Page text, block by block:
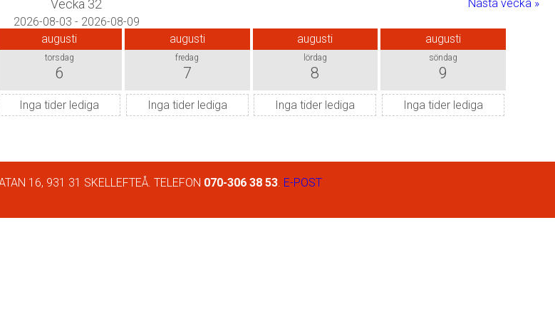
Nästa vecka »
Vecka 32
2026-08-03 - 2026-08-09
augusti
torsdag
6
Inga tider lediga
augusti
fredag
7
Inga tider lediga
augusti
lördag
8
Inga tider lediga
augusti
söndag
9
Inga tider lediga
16, 931 31 SKELLEFTEÅ. TELEFON 070-306 38 53. E-POST